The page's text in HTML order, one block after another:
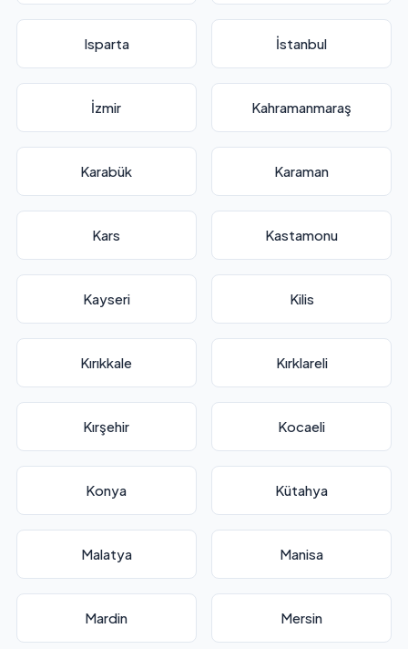
Isparta İstanbul
İzmir Kahramanmaraş
Karabük Karaman
Kars Kastamonu
Kayseri Kilis
Kırıkkale Kırklareli
Kırşehir Kocaeli
Konya Kütahya
Malatya Manisa
Mardin Mersin